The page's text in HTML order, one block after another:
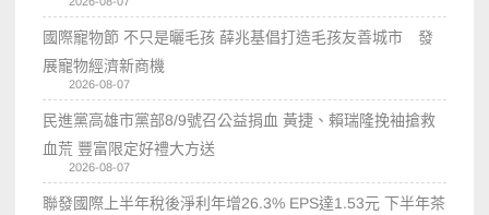
國際寵物節 不只是曬毛孩 薛兆基倡打造毛孩友善城市 發
展寵物經濟新商機
2026-08-07
民進黨高雄市黨部8/9號召公益捐血 黃捷、賴瑞隆挽袖搶救
血荒 豐富限定好禮大方送
2026-08-07
聯發國際上半年稅後淨利年增26.3% EPS達1.53元 下半年茶